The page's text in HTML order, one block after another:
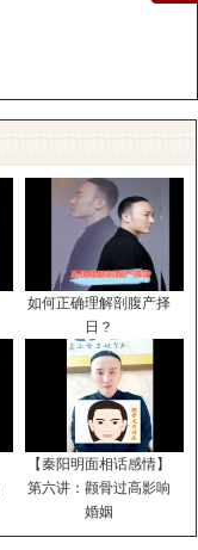
如何正确理解剖腹产择
日？
【秦阳明面相话感情】
第六讲：颧骨过高影响
婚姻